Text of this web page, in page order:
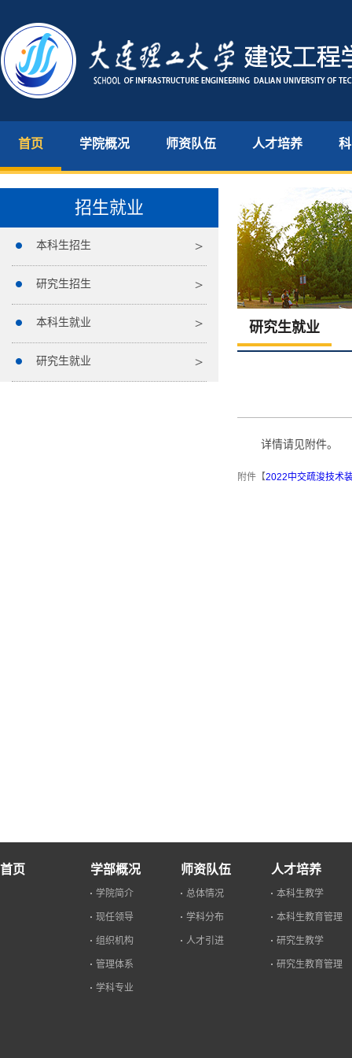
首页 学院概况 师资队伍 人才培养
招生就业
本科生招生
研究生招生
本科生就业
研究生就业
研究生就业
详情请见附件。
附件【2022中交疏浚技术
首页 学部概况
学院简介
现任领导
组织机构
管理体系
学科专业
师资队伍
总体情况
学科分布
人才引进
人才培养
本科生教学
本科生教育管理
研究生教学
研究生教育管理